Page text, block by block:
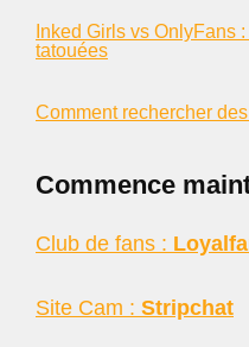
Inked Girls vs OnlyFans
tatouées
Comment rechercher
Commence
Club de fans :
Site Cam : Stripchat